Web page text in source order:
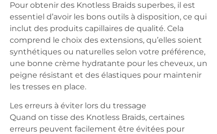
Pour obtenir des Knotless Braids superbes, il est
essentiel d’avoir les bons outils à disposition, ce qui
inclut des produits capillaires de qualité. Cela
comprend le choix des extensions, qu’elles soient
synthétiques ou naturelles selon votre préférence,
une bonne crème hydratante pour les cheveux, un
peigne résistant et des élastiques pour maintenir
les tresses en place.
Les erreurs à éviter lors du tressage
Quand on tisse des Knotless Braids, certaines
erreurs peuvent facilement être évitées pour